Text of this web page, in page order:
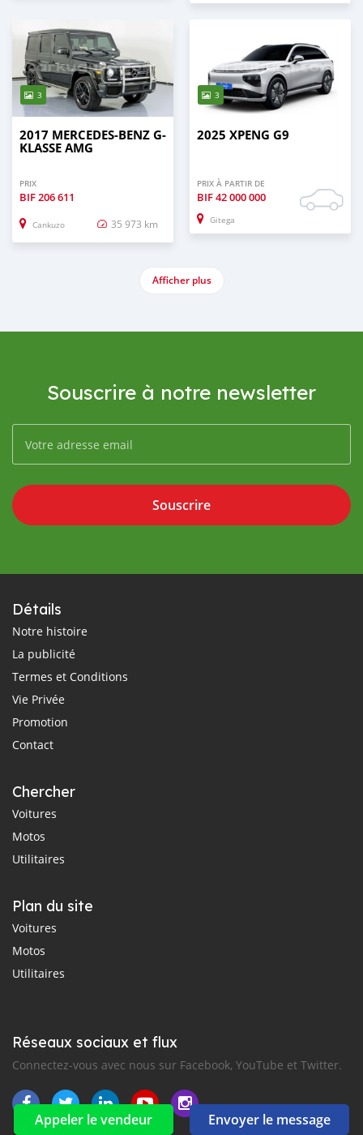
Appeler le vendeur Envoyer le message
3
2017 MERCEDES-BENZ G-
KLASSE AMG
PRIX
BIF206 611
Cankuzo 35 973 km
3
2025 XPENG G9
PRIX À PARTIR DE
BIF42 000 000
Gitega
Afficher plus
Souscrire à notre newsletter
Souscrire
Détails
Notre histoire
La publicité
Termes et Conditions
Vie Privée
Promotion
Contact
Chercher
Voitures
Motos
Utilitaires
Plan du site
Voitures
Motos
Utilitaires
Réseaux sociaux et flux
Connectez-vous avec nous sur Facebook, YouTube et Twitter.